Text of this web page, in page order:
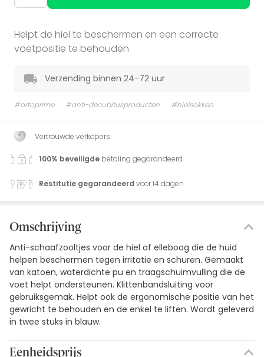
Helpt de hiel te beschermen en een correcte
voetpositie te behouden
Verzending binnen 24-72 uur
#ortoprime #anti-decubitusproducten #hielsokken
Vertrouwde verkopers
100% beveiligde betaling gegarandeerd
Restitutie gegarandeerd voor 14 dagen
Omschrijving
Anti-schaafzooltjes voor de hiel of elleboog die de huid
helpen beschermen tegen irritatie en schuren. Gemaakt
van katoen, waterdichte pu en traagschuimvulling die de
voet helpt ondersteunen. Klittenbandsluiting voor
gebruiksgemak. Helpt ook de ergonomische positie van het
gewricht te behouden en de enkel te liften. Wordt geleverd
in twee stuks in blauw.
Eenheidsprijs